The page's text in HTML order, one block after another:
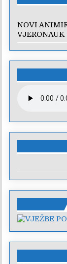
NOVI
VJERONAUK